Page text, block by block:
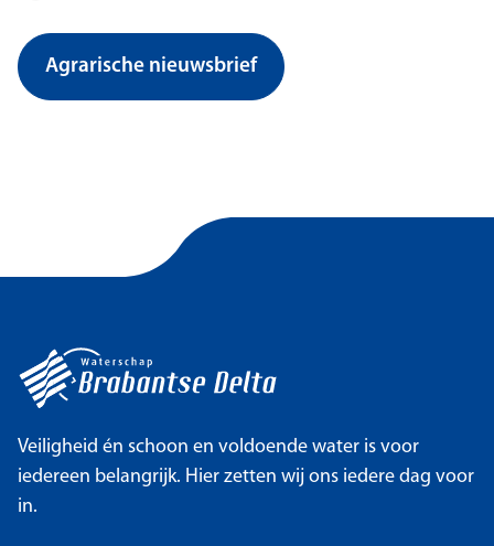
Agrarische nieuwsbrief
Veiligheid én schoon en voldoende water is voor
iedereen belangrijk. Hier zetten wij ons iedere dag voor
in.